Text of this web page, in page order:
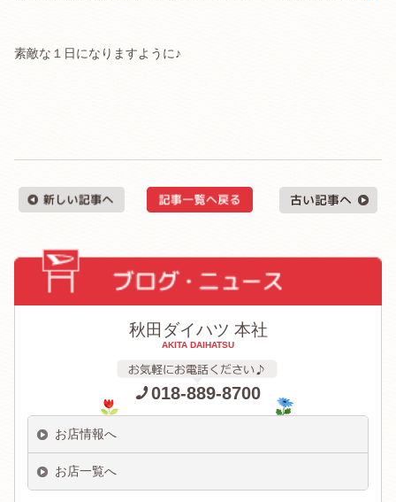
素敵な１日になりますように♪
秋田ダイハツ 本社
AKITA DAIHATSU
018-889-8700
お店情報へ
お店一覧へ